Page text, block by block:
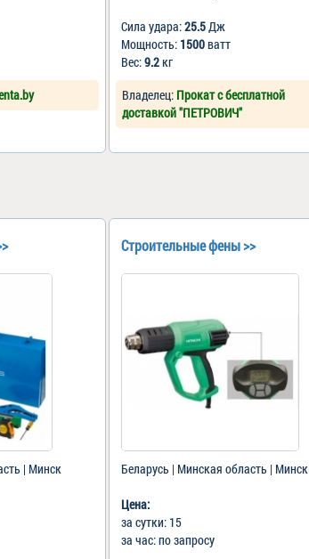
Сила удара:25.5Дж
Мощность: 1500ватт
Вес:9.2кг
Владелец: Прокат с бесплатной
доставкой "ПЕТРОВИЧ"
| Минск
Строительные фены >>
Беларусь | Минская область | Минск
Цена:
за сутки: 15
за час: по запросу